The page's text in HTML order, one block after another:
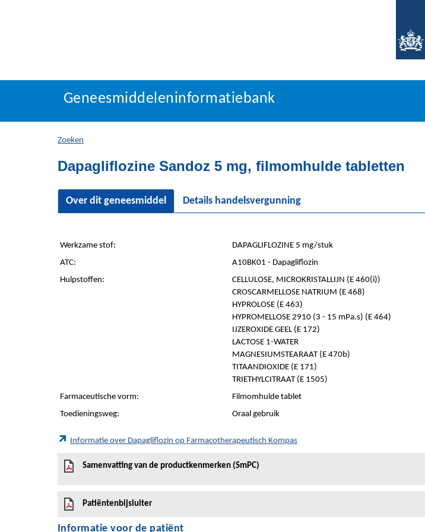
Geneesmiddeleninformatiebank
U
hier:
Geneesmiddeleninformatiebank
Zoeken
Dapagliflozine Sandoz 5 mg, filmomhulde tabletten
Over dit geneesmiddel Details handelsvergunning
Werkzame stof:
DAPAGLIFLOZINE 5 mg/stuk
ATC:
A10BK01 - Dapagliflozin
Hulpstoffen:
CELLULOSE, MICROKRISTALLIJN (E 460(i))
CROSCARMELLOSE NATRIUM (E 468)
HYPROLOSE (E 463)
HYPROMELLOSE 2910 (3 - 15 mPa.s) (E 464)
IJZEROXIDE GEEL (E 172)
LACTOSE 1-WATER
MAGNESIUMSTEARAAT (E 470b)
TITAANDIOXIDE (E 171)
TRIETHYLCITRAAT (E 1505)
Farmaceutische vorm:
Filmomhulde tablet
Toedieningsweg:
Oraal gebruik
Informatie over Dapagliflozin op Farmacotherapeutisch Kompas
Samenvatting van de productkenmerken (SmPC)
Patiëntenbijsluiter
Informatie voor de patiënt